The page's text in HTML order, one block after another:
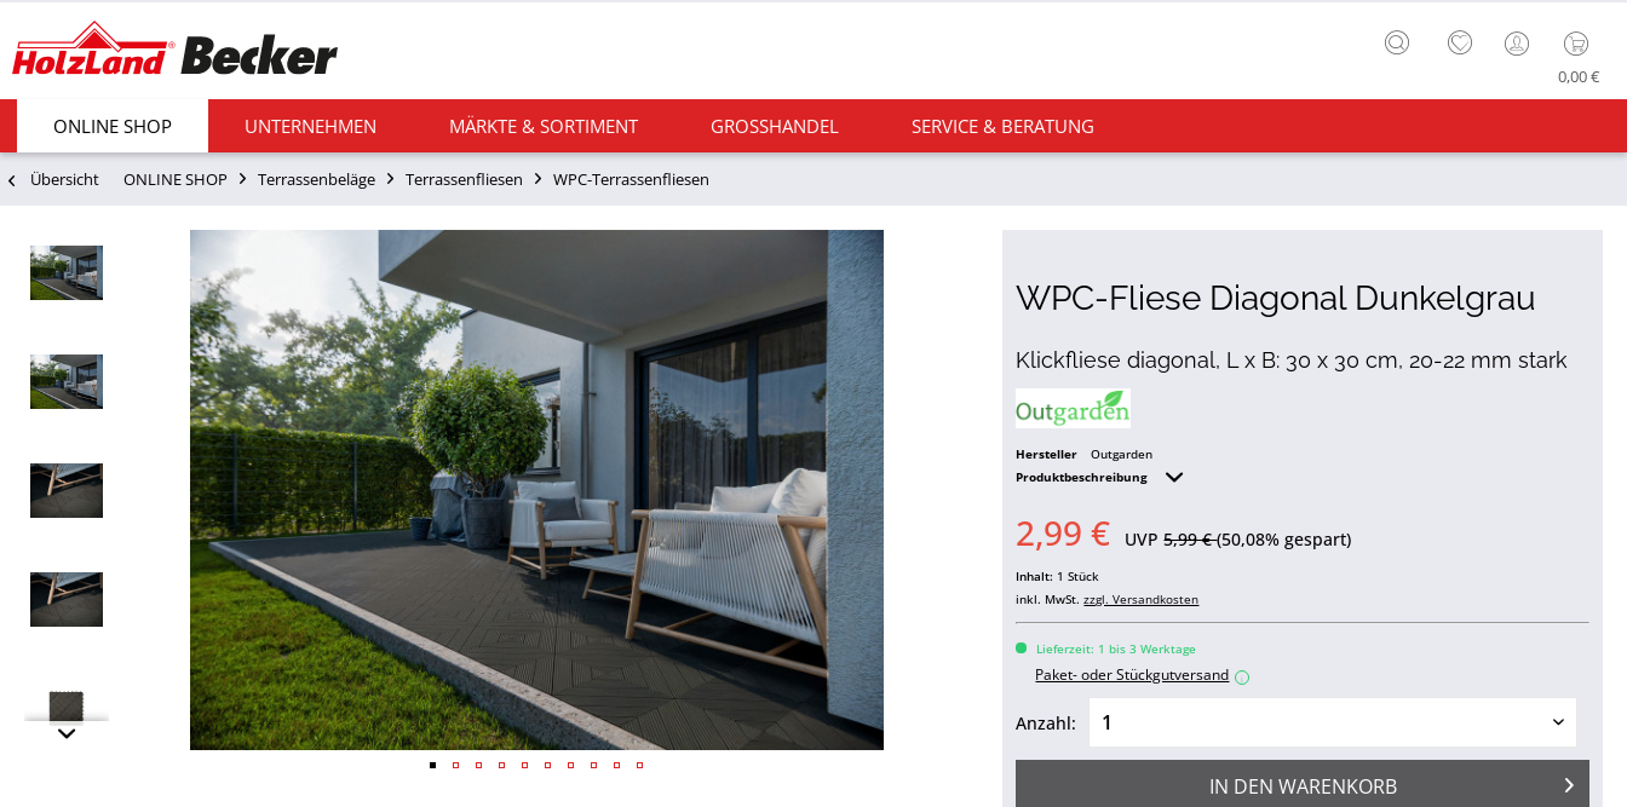
0,00 €
ONLINE SHOP UNTERNEHMEN MÄRKTE & SORTIMENT GROSSHANDEL SERVICE & BERATUNG
Übersicht ONLINE SHOP Terrassenbeläge Terrassenfliesen WPC-Terrassenfliesen
WPC-Fliese Diagonal Dunkelgrau
Klickfliese diagonal, L x B: 30 x 30 cm, 20-22 mm stark
Hersteller
Outgarden
Produktbeschreibung
2,99 € UVP5,99 €(50,08% gespart)
Inhalt: 1 Stück
inkl. MwSt.zzgl. Versandkosten
Lieferzeit: 1 bis 3 Werktage
Paket- oder Stückgutversand i
Anzahl:
IN DEN WARENKORB